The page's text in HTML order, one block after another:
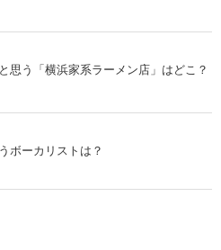
思う「横浜家系ラーメン店」はどこ？
ボーカリストは？